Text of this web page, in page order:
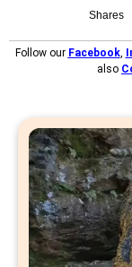
Shares
Follow our Facebook,
also